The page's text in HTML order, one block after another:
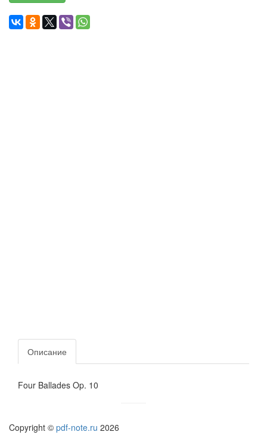
Описание
Four Ballades Op. 10
Copyright © pdf-note.ru 2026